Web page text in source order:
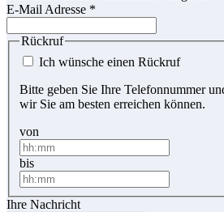
E-Mail Adresse *
Rückruf
Ich wünsche einen Rückruf
Bitte geben Sie Ihre Telefonnummer
wir Sie am besten erreichen können.
von
bis
Ihre Nachricht